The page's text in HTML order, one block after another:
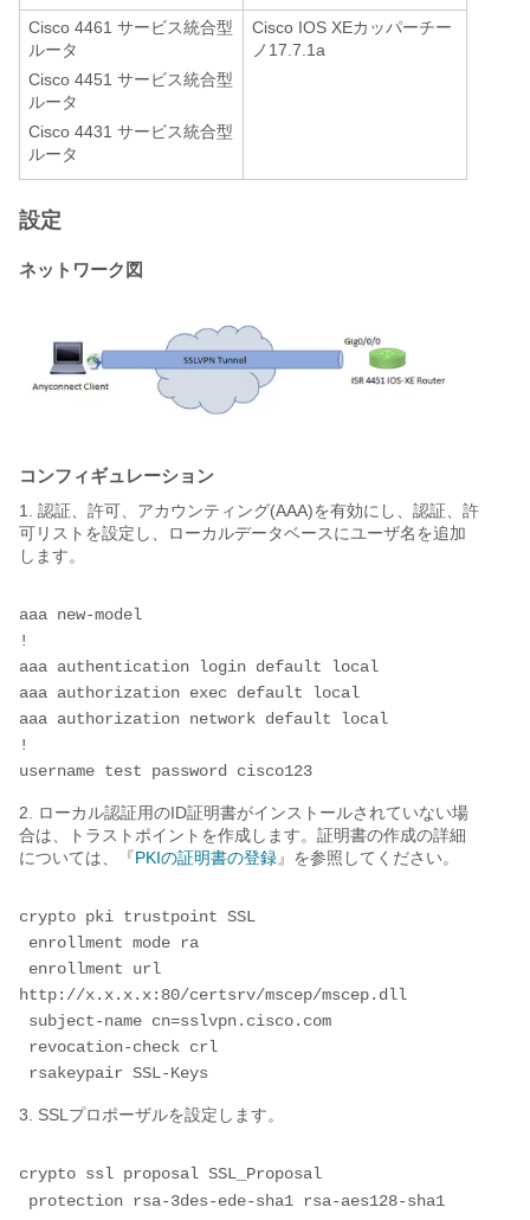
Cisco 4461 サービス統合型
ルータ
Cisco 4451 サービス統合型
ルータ
Cisco 4431 サービス統合型
ルータ
Cisco IOS XEカッパーチー
ノ17.7.1a
設定
ネットワーク図
コンフィギュレーション
1. 認証、許可、アカウンティング(AAA)を有効にし、認証、許
可リストを設定し、ローカルデータベースにユーザ名を追加
します。
aaa new-model
!
aaa authentication login default local
aaa authorization exec default local
aaa authorization network default local
!
username test password cisco123
2. ローカル認証用のID証明書がインストールされていない場
合は、トラストポイントを作成します。証明書の作成の詳細
については、『PKIの証明書の登録』を参照してください。
crypto pki trustpoint SSL
enrollment mode ra
http://x.x.x.x:80/certsrv/mscep/mscep.dll
subject-name cn=sslvpn.cisco.com
revocation-check crl
rsakeypair SSL-Keys
3. SSLプロポーザルを設定します。
crypto ssl proposal SSL_Proposal
protection rsa-3des-ede-sha1 rsa-aes128-sha1